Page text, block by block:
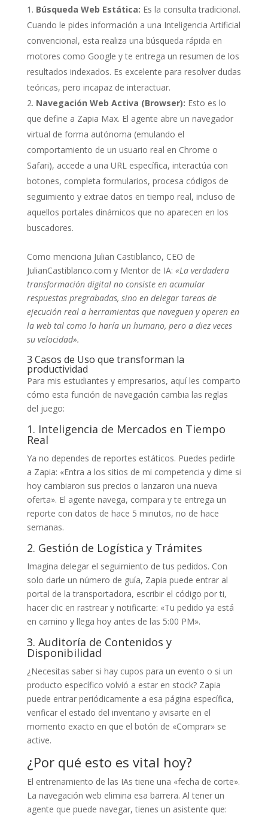
Búsqueda Web Estática: Es la consulta tradicional.
Cuando le pides información a una Inteligencia Artificial
convencional, esta realiza una búsqueda rápida en
motores como Google y te entrega un resumen de los
resultados indexados. Es excelente para resolver dudas
teóricas, pero incapaz de interactuar.
Navegación Web Activa (Browser): Esto es lo
que define a Zapia Max. El agente abre un navegador
virtual de forma autónoma (emulando el
comportamiento de un usuario real en Chrome o
Safari), accede a una URL específica, interactúa con
botones, completa formularios, procesa códigos de
seguimiento y extrae datos en tiempo real, incluso de
aquellos portales dinámicos que no aparecen en los
buscadores.
Como menciona Julian Castiblanco, CEO de
JulianCastiblanco.com y Mentor de IA: «La verdadera
transformación digital no consiste en acumular
respuestas pregrabadas, sino en delegar tareas de
ejecución real a herramientas que naveguen y operen en
la web tal como lo haría un humano, pero a diez veces
su velocidad».
3 Casos de Uso que transforman la
productividad
Para mis estudiantes y empresarios, aquí les comparto
cómo esta función de navegación cambia las reglas
del juego:
1. Inteligencia de Mercados en Tiempo
Real
Ya no dependes de reportes estáticos. Puedes pedirle
a Zapia: «Entra a los sitios de mi competencia y dime si
hoy cambiaron sus precios o lanzaron una nueva
oferta». El agente navega, compara y te entrega un
reporte con datos de hace 5 minutos, no de hace
semanas.
2. Gestión de Logística y Trámites
Imagina delegar el seguimiento de tus pedidos. Con
solo darle un número de guía, Zapia puede entrar al
portal de la transportadora, escribir el código por ti,
hacer clic en rastrear y notificarte: «Tu pedido ya está
en camino y llega hoy antes de las 5:00 PM».
3. Auditoría de Contenidos y
Disponibilidad
¿Necesitas saber si hay cupos para un evento o si un
producto específico volvió a estar en stock? Zapia
puede entrar periódicamente a esa página específica,
verificar el estado del inventario y avisarte en el
momento exacto en que el botón de «Comprar» se
active.
¿Por qué esto es vital hoy?
El entrenamiento de las IAs tiene una «fecha de corte».
La navegación web elimina esa barrera. Al tener un
agente que puede navegar, tienes un asistente que: